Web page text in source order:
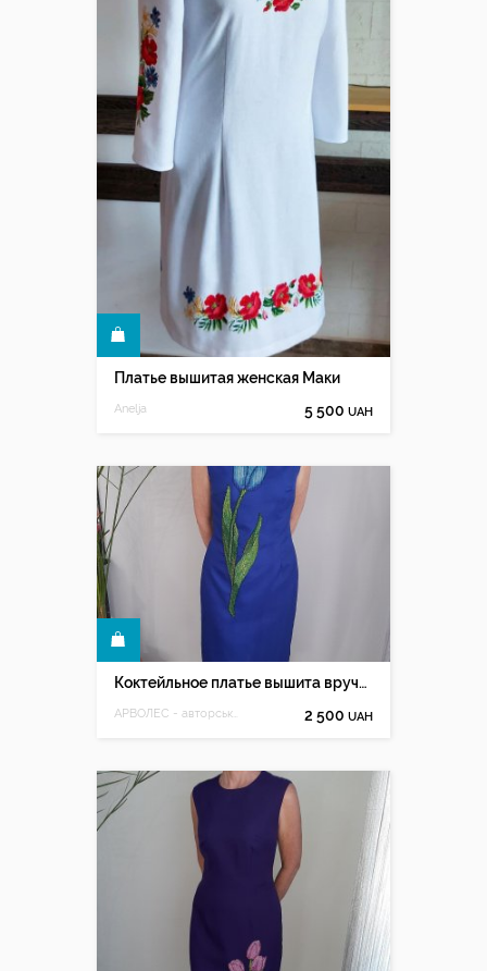
Платье вышитая женская Маки
Anelja 5 500 UAH
Коктейльное платье вышита вручную бисером, вечернее платье
АРВОЛЕС - авторська ручна вишивка Олесі Мацюк 2 500 UAH